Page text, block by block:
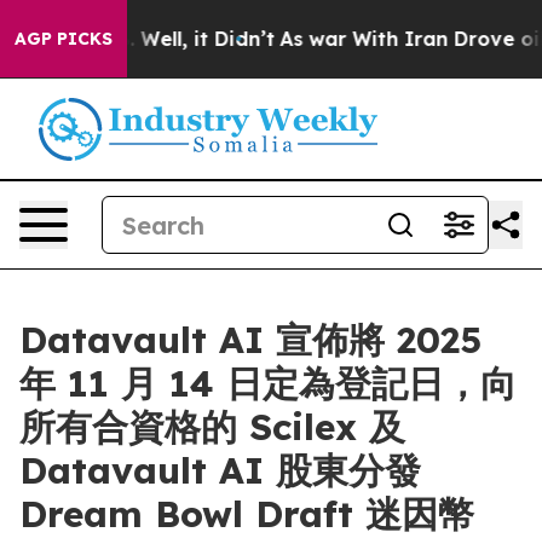
AGP PICKS
40%. Well, it Didn’t As war With Iran Drove oil
Datavault AI 宣佈將 2025
年 11 月 14 日定為登記日，向
所有合資格的 Scilex 及
Datavault AI 股東分發
Dream Bowl Draft 迷因幣